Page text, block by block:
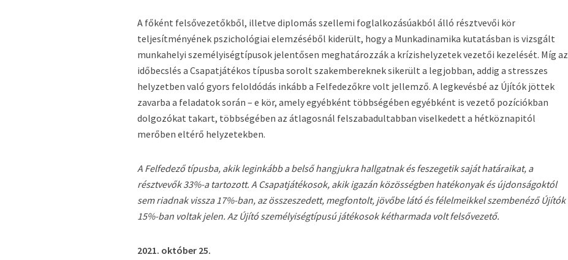
A főként felsővezetőkből, illetve diplomás szellemi foglalkozásúakból álló résztvevői kör
teljesítményének pszichológiai elemzéséből kiderült, hogy a Munkadinamika kutatásban is vizsgált
munkahelyi személyiségtípusok jelentősen meghatározzák a krízishelyzetek vezetői kezelését. Míg az
időbecslés a Csapatjátékos típusba sorolt szakembereknek sikerült a legjobban, addig a stresszes
helyzetben való gyors feloldódás inkább a Felfedezőkre volt jellemző. A legkevésbé az Újítók jöttek
zavarba a feladatok során – e kör, amely egyébként többségében egyébként is vezető pozíciókban
dolgozókat takart, többségében az átlagosnál felszabadultabban viselkedett a hétköznapitól
merőben eltérő helyzetekben.
A Felfedező típusba, akik leginkább a belső hangjukra hallgatnak és feszegetik saját határaikat, a
résztvevők 33%-a tartozott. A Csapatjátékosok, akik igazán közösségben hatékonyak és újdonságoktól
sem riadnak vissza 17%-ban, az összeszedett, megfontolt, jövőbe látó és félelmeikkel szembenéző Újítók
15%-ban voltak jelen. Az Újító személyiségtípusú játékosok kétharmada volt felsővezető.
2021. október 25.